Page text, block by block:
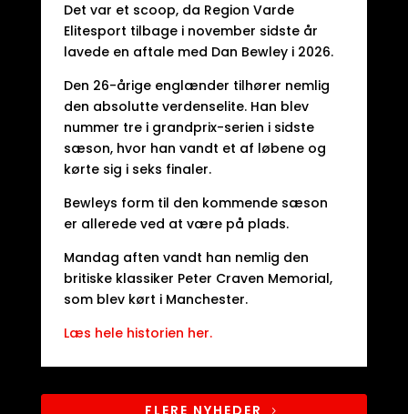
Det var et scoop, da Region Varde
Elitesport tilbage i november sidste år
lavede en aftale med Dan Bewley i 2026.
Den 26-årige englænder tilhører nemlig
den absolutte verdenselite. Han blev
nummer tre i grandprix-serien i sidste
sæson, hvor han vandt et af løbene og
kørte sig i seks finaler.
Bewleys form til den kommende sæson
er allerede ved at være på plads.
Mandag aften vandt han nemlig den
britiske klassiker Peter Craven Memorial,
som blev kørt i Manchester.
Læs hele historien her.
FLERE NYHEDER